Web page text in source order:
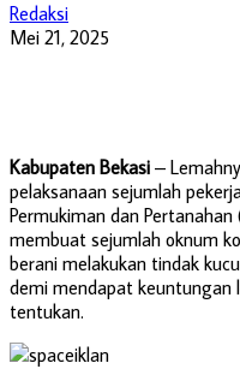
Redaksi
Mei 21, 2025
Kabupaten Bekasi –
pelaksanaan sejumlah
Permukiman dan
membuat sejumlah oknum
berani melakukan tindak
demi mendapat keuntungan
tentukan.